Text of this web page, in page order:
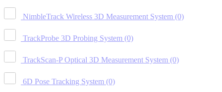
NimbleTrack Wireless 3D Measurement System (0)
TrackProbe 3D Probing System (0)
TrackScan-P Optical 3D Measurement System (0)
6D Pose Tracking System (0)